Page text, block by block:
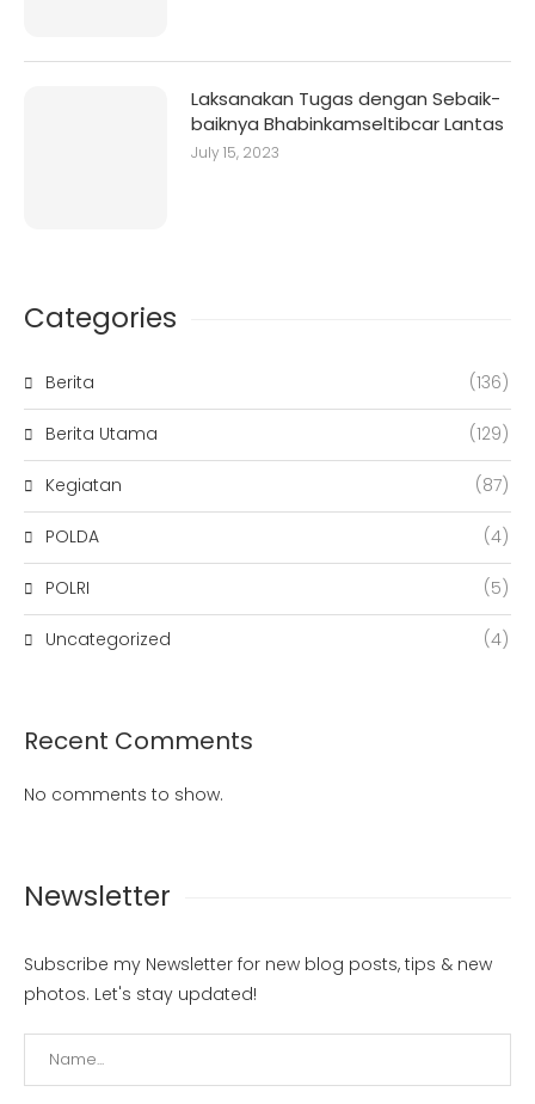
Laksanakan Tugas dengan Sebaik-
baiknya Bhabinkamseltibcar Lantas
July 15, 2023
Categories
Berita (136)
Berita Utama (129)
Kegiatan (87)
POLDA (4)
POLRI (5)
Uncategorized (4)
Recent Comments
No comments to show.
Newsletter
Subscribe my Newsletter for new blog posts, tips & new
photos. Let's stay updated!